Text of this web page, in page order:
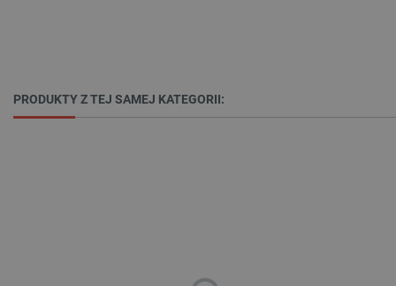
PRODUKTY Z TEJ SAMEJ KATEGORII: